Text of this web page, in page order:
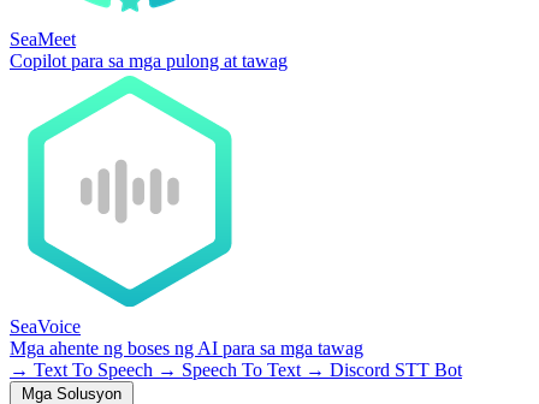
SeaMeet
Copilot para sa mga pulong at tawag
SeaVoice
Mga ahente ng boses ng AI para sa mga tawag
→ Text To Speech → Speech To Text → Discord STT Bot